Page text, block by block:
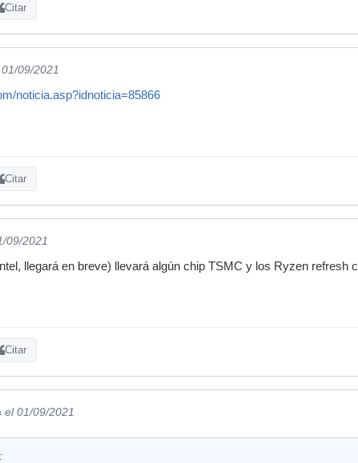
Citar
09/2021
noticia.asp?idnoticia=85866
Citar
09/2021
llegará en breve) llevará algún chip TSMC y los Ryzen refresh
Citar
el 01/09/2021